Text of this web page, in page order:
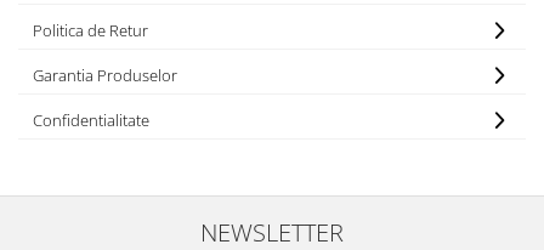
Politica de Retur
Garantia Produselor
Confidentialitate
NEWSLETTER